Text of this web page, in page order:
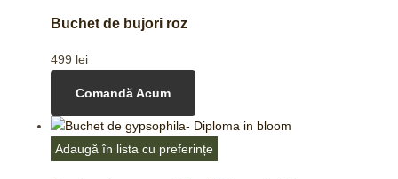
Buchet de bujori roz
499 lei
Comandă Acum
Adaugă în lista cu preferințe